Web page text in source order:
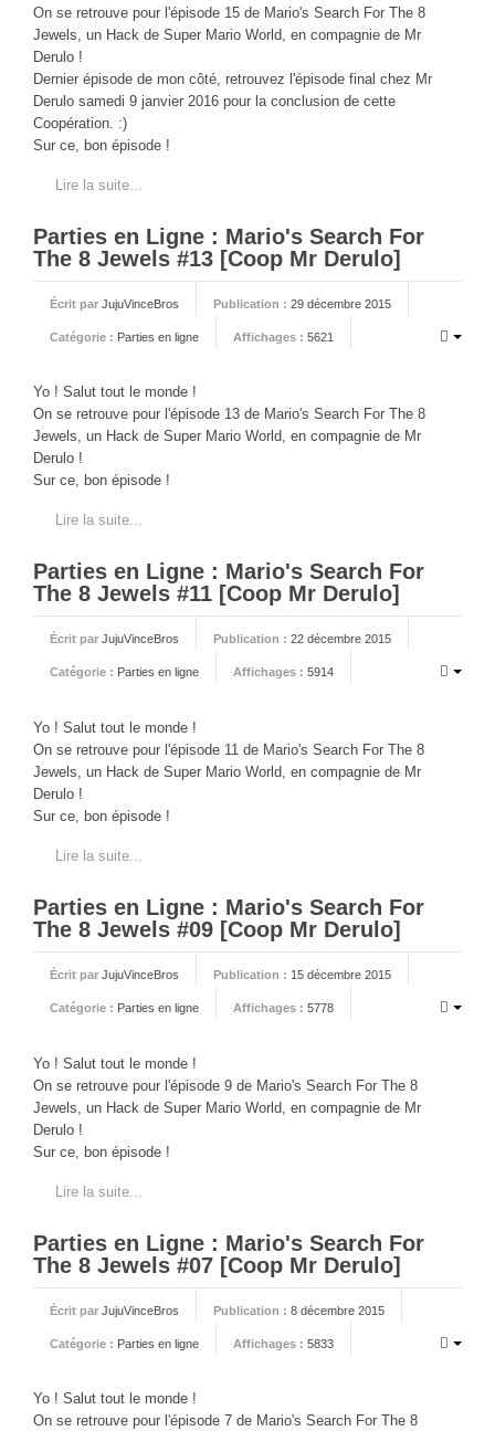
On se retrouve pour l'épisode 15 de Mario's Search For The 8
Jewels, un Hack de Super Mario World, en compagnie de Mr
Derulo !
Dernier épisode de mon côté, retrouvez l'épisode final chez Mr
Derulo samedi 9 janvier 2016 pour la conclusion de cette
Coopération. :)
Sur ce, bon épisode !
Lire la suite...
Parties en Ligne : Mario's Search For
The 8 Jewels #13 [Coop Mr Derulo]
Écrit par JujuVinceBros Publication : 29 décembre 2015
Catégorie : Parties en ligne Affichages : 5621
Yo ! Salut tout le monde !
On se retrouve pour l'épisode 13 de Mario's Search For The 8
Jewels, un Hack de Super Mario World, en compagnie de Mr
Derulo !
Sur ce, bon épisode !
Lire la suite...
Parties en Ligne : Mario's Search For
The 8 Jewels #11 [Coop Mr Derulo]
Écrit par JujuVinceBros Publication : 22 décembre 2015
Catégorie : Parties en ligne Affichages : 5914
Yo ! Salut tout le monde !
On se retrouve pour l'épisode 11 de Mario's Search For The 8
Jewels, un Hack de Super Mario World, en compagnie de Mr
Derulo !
Sur ce, bon épisode !
Lire la suite...
Parties en Ligne : Mario's Search For
The 8 Jewels #09 [Coop Mr Derulo]
Écrit par JujuVinceBros Publication : 15 décembre 2015
Catégorie : Parties en ligne Affichages : 5778
Yo ! Salut tout le monde !
On se retrouve pour l'épisode 9 de Mario's Search For The 8
Jewels, un Hack de Super Mario World, en compagnie de Mr
Derulo !
Sur ce, bon épisode !
Lire la suite...
Parties en Ligne : Mario's Search For
The 8 Jewels #07 [Coop Mr Derulo]
Écrit par JujuVinceBros Publication : 8 décembre 2015
Catégorie : Parties en ligne Affichages : 5833
Yo ! Salut tout le monde !
On se retrouve pour l'épisode 7 de Mario's Search For The 8